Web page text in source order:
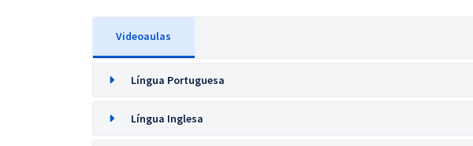
Videoaulas
Língua Portuguesa
Língua Inglesa